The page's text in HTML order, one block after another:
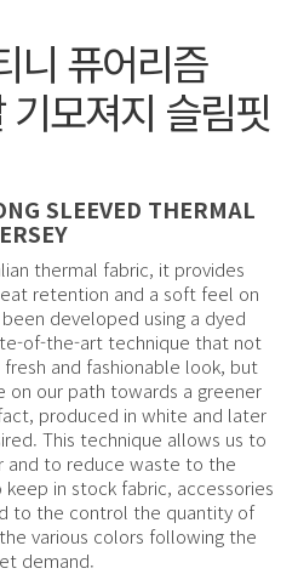
니 퓨어리즘
모져지 슬림핏
SLEEVED THERMAL
thermal fabric, it provides
retention and a soft feel on
developed using a dyed
of-the-art technique that not
and fashionable look, but
on our path towards a greener
produced in white and later
This technique allows us to
and to reduce waste to the
in stock fabric, accessories
to the control the quantity of
various colors following the
demand.